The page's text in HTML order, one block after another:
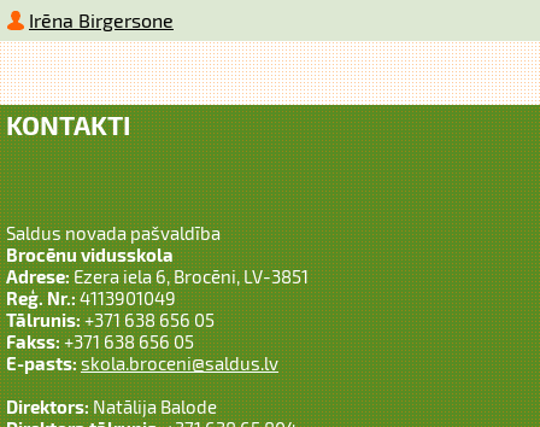
Irēna Birgersone
KONTAKTI
Saldus novada pašvaldība
Brocēnu vidusskola
Adrese:Ezera iela 6, Brocēni, LV-3851
Reģ. Nr.:4113901049
Tālrunis:+371 638 656 05
Fakss:+371 638 656 05
E-pasts:skola.broceni@saldus.lv
Direktors:Natālija Balode